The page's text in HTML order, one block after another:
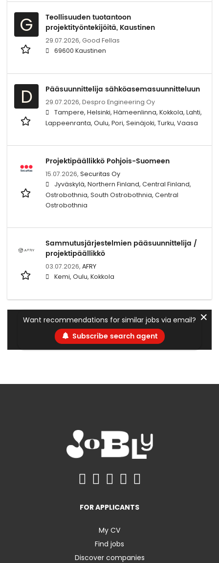
G
Teollisuuden tuotantoon
projektityöntekijöitä, Kaustinen
29.07.2026, Good Fellas
69600 Kaustinen
D Pääsuunnittelija sähköasemasuunnitteluun
29.07.2026, Despro Engineering Oy
Tampere, Helsinki, Hämeenlinna, Kokkola, Lahti,
Lappeenranta, Oulu, Pori, Seinäjoki, Turku, Vaasa
Projektipäällikkö Pohjois-Suomeen
15.07.2026, Securitas Oy
Jyväskylä, Northern Finland, Central Finland,
Ostrobothnia, South Ostrobothnia, Central
Ostrobothnia
Sammutusjärjestelmien pääsuunnittelija /
projektipäällikkö
03.07.2026, AFRY
Kemi, Oulu, Kokkola
Want recommendations for similar jobs via email?
Subscribe search agent
✕
FOR APPLICANTS
My CV
Find jobs
Discover companies